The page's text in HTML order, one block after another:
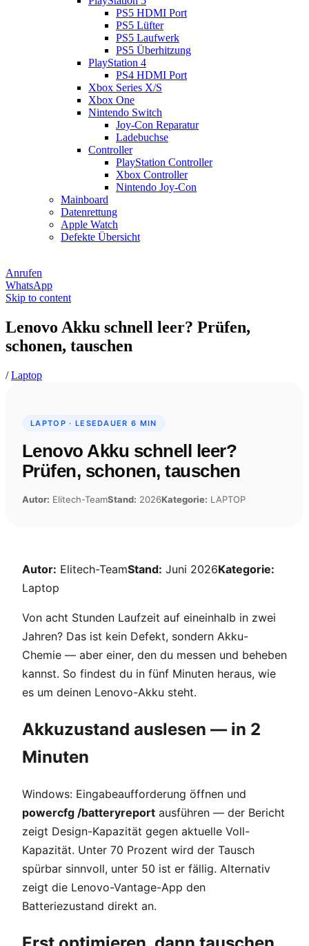
PS5 HDMI Port
PS5 Lüfter
PS5 Laufwerk
PS5 Überhitzung
PlayStation 4
PS4 HDMI Port
Xbox Series X/S
Xbox One
Nintendo Switch
Joy-Con Reparatur
Ladebuchse
Controller
PlayStation Controller
Xbox Controller
Nintendo Joy-Con
Mainboard
Datenrettung
Apple Watch
Defekte Übersicht
Anrufen
WhatsApp
Skip to content
Lenovo Akku schnell leer? Prüfen,
schonen, tauschen
/Laptop
LAPTOP · LESEDAUER 6 MIN
Lenovo Akku schnell leer?
Prüfen, schonen, tauschen
Autor: Elitech-TeamStand: 2026Kategorie: LAPTOP
Autor: Elitech-TeamStand: Juni 2026Kategorie:
Laptop
Von acht Stunden Laufzeit auf eineinhalb in zwei
Jahren? Das ist kein Defekt, sondern Akku-
Chemie — aber einer, den du messen und beheben
kannst. So findest du in fünf Minuten heraus, wie
es um deinen Lenovo-Akku steht.
Akkuzustand auslesen — in 2
Minuten
Windows: Eingabeaufforderung öffnen und
powercfg /batteryreport ausführen — der Bericht
zeigt Design-Kapazität gegen aktuelle Voll-
Kapazität. Unter 70 Prozent wird der Tausch
spürbar sinnvoll, unter 50 ist er fällig. Alternativ
zeigt die Lenovo-Vantage-App den
Batteriezustand direkt an.